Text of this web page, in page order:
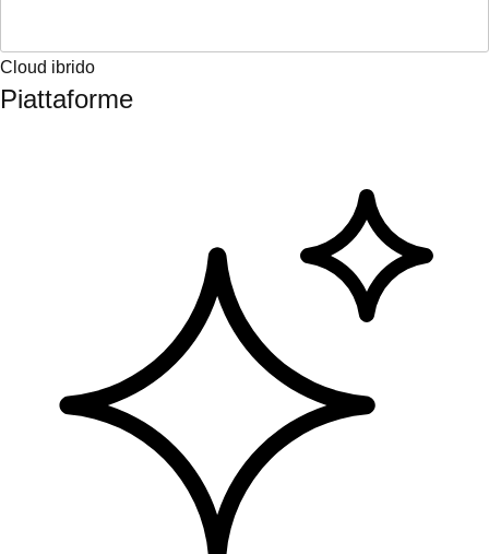
Cloud ibrido
Piattaforme